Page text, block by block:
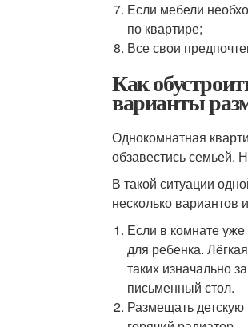
Если мебели
по квартире;
Все свои
Как
варианты
Однокомнатная
обзавестись семьей.
В такой ситуации
несколько вариантов
Если в комнате
для ребенка.
таких изначально
письменный стол.
Размещать